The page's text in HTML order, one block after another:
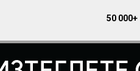
50